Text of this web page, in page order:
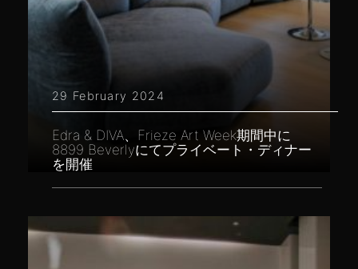
29 February 2024
Edra & DIVA、Frieze Art Week期間中に
8899 Beverlyにてプライベート・ディナー
を開催